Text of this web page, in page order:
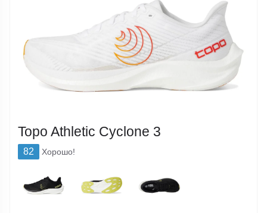
Topo Athletic Cyclone 3
82 Хорошо!